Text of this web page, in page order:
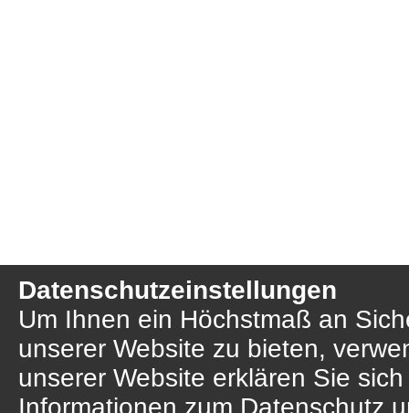
Datenschutzeinstellungen
Um Ihnen ein Höchstmaß an
unserer Website zu bieten,
unserer Website erklären Sie
Informationen zum Datenschutz